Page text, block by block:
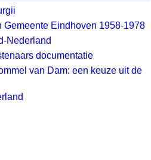
Gemeente Eindhoven 1958-1978
Nederland
documentatie
van Dam: een keuze uit de